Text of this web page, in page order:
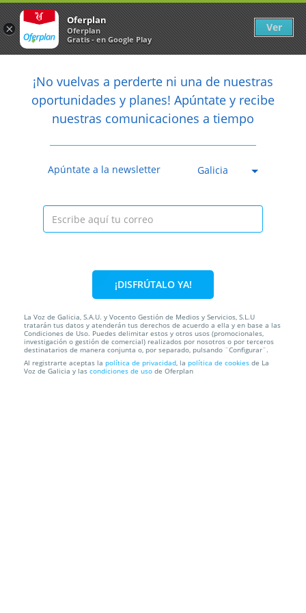

Caducada
Anterior
Sabroso menú de arroz con zamburiñas o arroz
La Cantina de puerto A Coruña Plaza de Ourense, s/n. 15004 A
Coruña
Localización
arrow_back Newsletter
¡No vuelvas a perderte ni una de nuestras
oportunidades y planes! Apúntate y recibe
nuestras comunicaciones a tiempo
Apúntate a la newsletter Galicia
¡DISFRÚTALO YA!
La Voz de Galicia, S.A.U. y Vocento Gestión de Medios y Servicios, S.L.U
tratarán tus datos y atenderán tus derechos de acuerdo a ella y en base a las
Condiciones de Uso. Puedes delimitar estos y otros usos (promocionales,
investigación o gestión de comercial) realizados por nosotros o por terceros
destinatarios de manera conjunta o, por separado, pulsando ¨Configurar¨.
Al registrarte aceptas la política de privacidad, la política de cookies de La
Voz de Galicia y las condiciones de uso de Oferplan
×
Oferplan
Oferplan
Gratis - en Google Play
Ver